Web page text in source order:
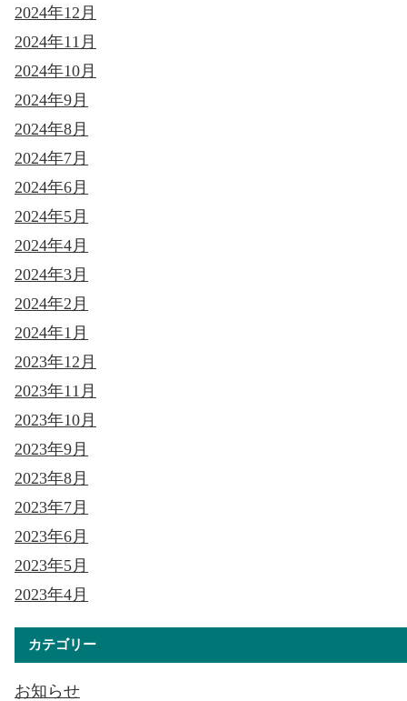
2024年12月
2024年11月
2024年10月
2024年9月
2024年8月
2024年7月
2024年6月
2024年5月
2024年4月
2024年3月
2024年2月
2024年1月
2023年12月
2023年11月
2023年10月
2023年9月
2023年8月
2023年7月
2023年6月
2023年5月
2023年4月
カテゴリー
お知らせ